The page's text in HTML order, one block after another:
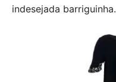
indesejada barriguinha.